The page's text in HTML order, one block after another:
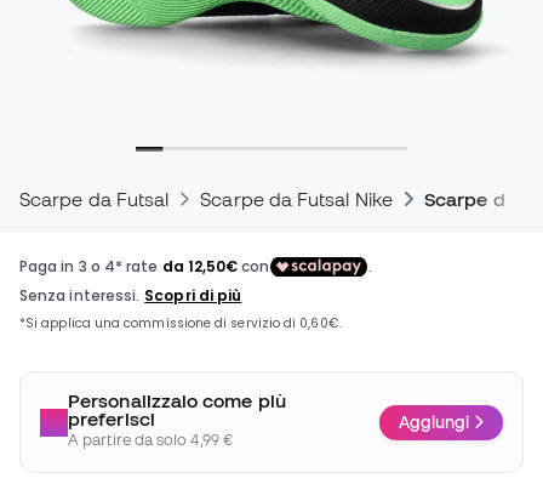
Scarpe da Futsal Scarpe da Futsal Nike Scarpe da
Personalizzalo come più
preferisci
A partire da solo 4,99 €
Aggiungi